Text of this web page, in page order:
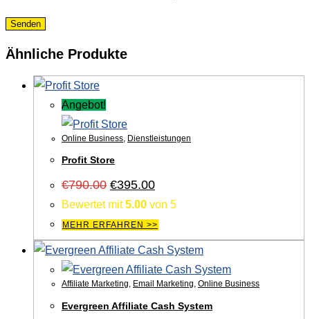
Ähnliche Produkte
Angebot!
Online Business, Dienstleistungen
Profit Store
€790.00 Ursprünglicher
Preis
war:
€790.00
€395.00Aktueller
Preis
ist:
€395.00.
Bewertet mit5.00 von 5
MEHR ERFAHREN >>
Affiliate Marketing, Email Marketing, Online Business
Evergreen Affiliate Cash System